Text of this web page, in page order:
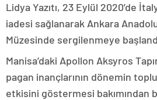
Lidya Yazıtı, 23 Eylül 2020’de
iadesi sağlanarak Ankara
Müzesinde sergilenmeye
Manisa’daki Apollon Aksyros
pagan inançlarının dönemin
etkisini göstermesi bakımından